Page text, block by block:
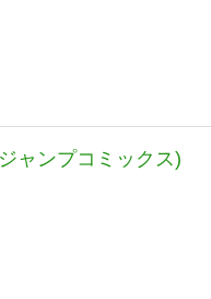
ャンプコミックス)